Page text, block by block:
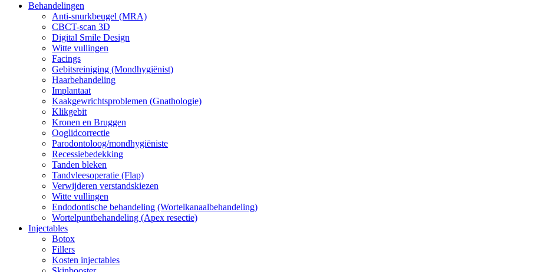
Behandelingen
Anti-snurkbeugel (MRA)
CBCT-scan 3D
Digital Smile Design
Witte vullingen
Facings
Gebitsreiniging (Mondhygiënist)
Haarbehandeling
Implantaat
Kaakgewrichtsproblemen (Gnathologie)
Klikgebit
Kronen en Bruggen
Ooglidcorrectie
Parodontoloog/mondhygiëniste
Recessiebedekking
Tanden bleken
Tandvleesoperatie (Flap)
Verwijderen verstandskiezen
Witte vullingen
Endodontische behandeling (Wortelkanaalbehandeling)
Wortelpuntbehandeling (Apex resectie)
Injectables
Botox
Fillers
Kosten injectables